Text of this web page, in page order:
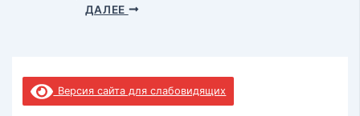
ДАЛЕЕ
Версия сайта для слабовидящих